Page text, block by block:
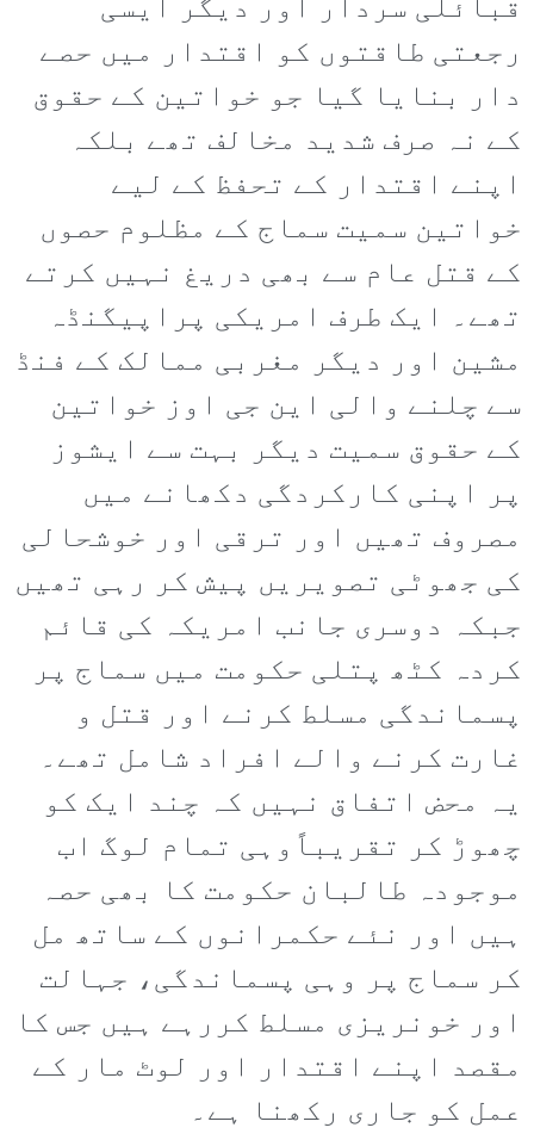
رجعتی طاقتوں کو اقتدار میں حصے
دار بنایا گیا جو خواتین کے حقوق
کے نہ صرف شدید مخالف تھے بلکہ
اپنے اقتدار کے تحفظ کے لیے
خواتین سمیت سماج کے مظلوم حصوں
کے قتل عام سے بھی دریغ نہیں کرتے
تھے۔ ایک طرف امریکی پراپیگنڈہ
مشین اور دیگر مغربی ممالک کے فنڈ
سے چلنے والی این جی اوز خواتین
کے حقوق سمیت دیگر بہت سے ایشوز
پر اپنی کارکردگی دکھانے میں
مصروف تھیں اور ترقی اور خوشحالی
کی جھوٹی تصویریں پیش کر رہی تھیں
جبکہ دوسری جانب امریکہ کی قائم
کردہ کٹھ پتلی حکومت میں سماج پر
پسماندگی مسلط کرنے اور قتل و
غارت کرنے والے افراد شامل تھے۔
یہ محض اتفاق نہیں کہ چند ایک کو
چھوڑ کر تقریباًوہی تمام لوگ اب
موجودہ طالبان حکومت کا بھی حصہ
ہیں اور نئے حکمرانوں کے ساتھ مل
کر سماج پر وہی پسماندگی، جہالت
اور خونریزی مسلط کررہے ہیں جس کا
مقصد اپنے اقتدار اور لوٹ مار کے
عمل کو جاری رکھنا ہے۔